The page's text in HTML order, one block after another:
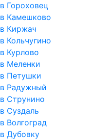
в Гороховец
в Камешково
в Киржач
в Кольчугино
в Курлово
в Меленки
в Петушки
в Радужный
в Струнино
в Суздаль
в Волгоград
в Дубовку